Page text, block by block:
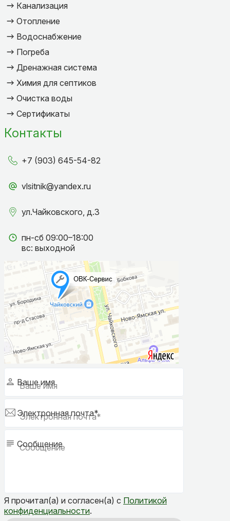
Канализация
Отопление
Водоснабжение
Погреба
Дренажная система
Химия для септиков
Очистка воды
Сертификаты
Контакты
+7 (903) 645-54-82
vlsitnik@yandex.ru
ул.Чайковского, д.3
пн-сб 09:00–18:00
вс: выходной
Ваше имя
Электронная почта*
Сообщение
Я прочитал(а) и согласен(а) с Политикой
конфиденциальности.